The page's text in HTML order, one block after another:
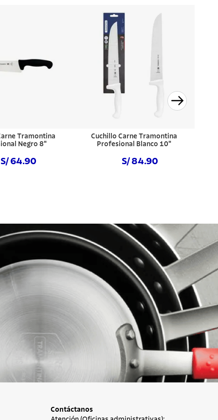
Tramontina
Negro 8"
S/ 64.90
Cuchillo Carne Tramontina
Profesional Blanco 10"
S/ 84.90
Contáctanos